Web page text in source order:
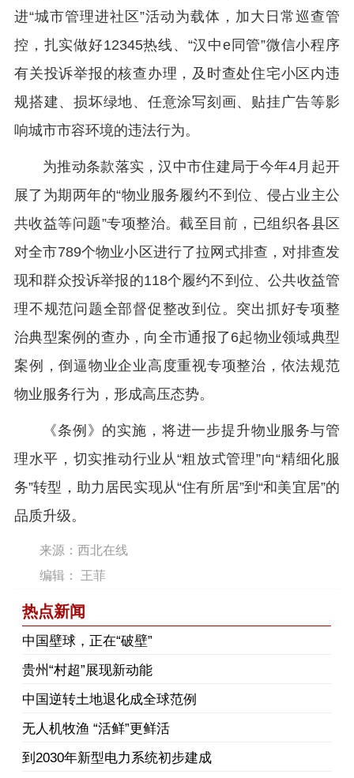
进“城市管理进社区”活动为载体，加大日常巡查管
控，扎实做好12345热线、“汉中e同管”微信小程序
有关投诉举报的核查办理，及时查处住宅小区内违
规搭建、损坏绿地、任意涂写刻画、贴挂广告等影
响城市市容环境的违法行为。
为推动条款落实，汉中市住建局于今年4月起开
展了为期两年的“物业服务履约不到位、侵占业主公
共收益等问题”专项整治。截至目前，已组织各县区
对全市789个物业小区进行了拉网式排查，对排查发
现和群众投诉举报的118个履约不到位、公共收益管
理不规范问题全部督促整改到位。突出抓好专项整
治典型案例的查办，向全市通报了6起物业领域典型
案例，倒逼物业企业高度重视专项整治，依法规范
物业服务行为，形成高压态势。
《条例》的实施，将进一步提升物业服务与管
理水平，切实推动行业从“粗放式管理”向“精细化服
务”转型，助力居民实现从“住有所居”到“和美宜居”的
品质升级。
来源：西北在线
编辑： 王菲
热点新闻
中国壁球，正在“破壁”
贵州“村超”展现新动能
中国逆转土地退化成全球范例
无人机牧渔 “活鲜”更鲜活
到2030年新型电力系统初步建成